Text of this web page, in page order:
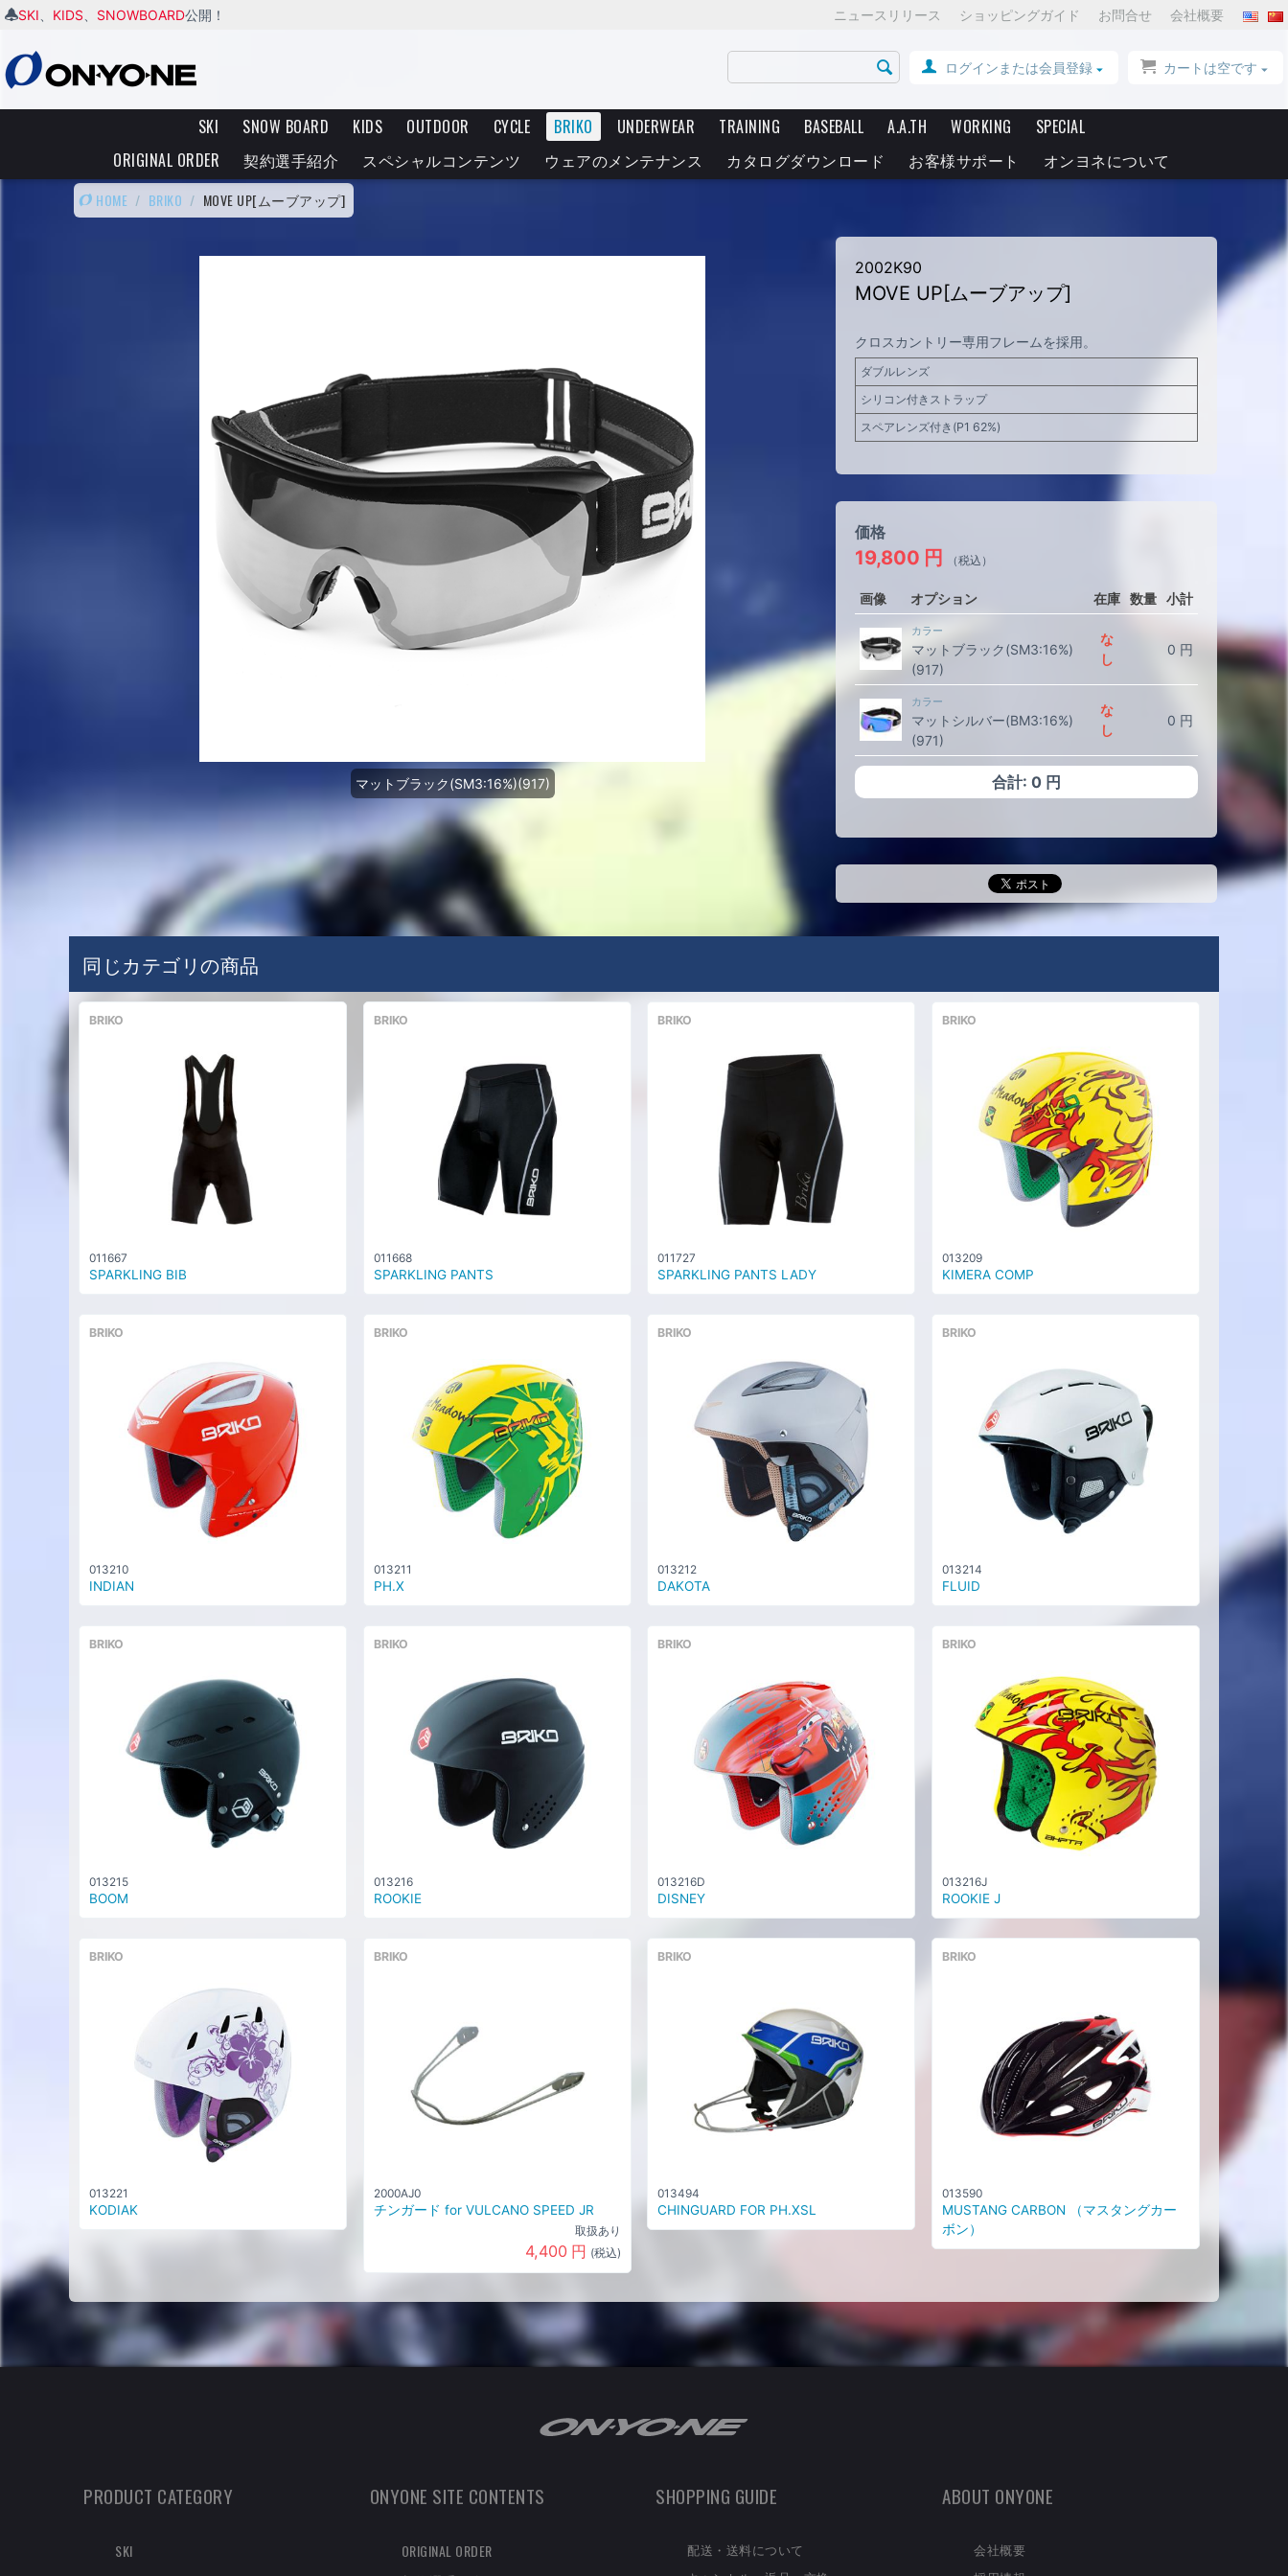
SKI KIDS SNOWBOARD公開！ ニュースリリース ショッピングガイド お問合せ 会社概要
カートは空です
ログインまたは会員登録
SKI SNOW BOARD KIDS OUTDOOR CYCLE BRIKO UNDERWEAR TRAINING BASEBALL A.A.TH WORKING
SPECIAL
ORIGINAL ORDER
契約選手紹介 スペシャルコンテンツ ウェアのメンテナンス カタログダウンロード お客様サポート オンヨネについて
HOME / BRIKO / MOVE UP[ムーブアップ]
マットブラック(SM3:16%)(917)
2002K90
MOVE UP[ムーブアップ]
クロスカントリー専用フレームを採用。
ダブルレンズ
シリコン付きストラップ
スペアレンズ付き(P1 62%)
価格
19,800 円 （税込）
画像 オプション 在庫 数量 小計
カラー
マットブラック(SM3:16%)
(917)
な
し
0 円
カラー
マットシルバー(BM3:16%)
(971)
な
し
0 円
合計: 0 円
同じカテゴリの商品
BRIKO
011667
SPARKLING BIB
BRIKO
011668
SPARKLING PANTS
BRIKO
011727
SPARKLING PANTS LADY
BRIKO
013209
KIMERA COMP
BRIKO
013210
INDIAN
BRIKO
013211
PH.X
BRIKO
013212
DAKOTA
BRIKO
013214
FLUID
BRIKO
013215
BOOM
BRIKO
013216
ROOKIE
BRIKO
013216D
DISNEY
BRIKO
013216J
ROOKIE J
BRIKO
013221
KODIAK
BRIKO
2000AJ0
チンガード for VULCANO SPEED JR
取扱あり
4,400 円 (税込)
BRIKO
013494
CHINGUARD FOR PH.XSL
BRIKO
013590
MUSTANG CARBON （マスタングカー
ボン）
PRODUCT CATEGORY
SKI
ONYONE SITE CONTENTS
ORIGINAL ORDER
SHOPPING GUIDE
配送・送料について
ABOUT ONYONE
会社概要